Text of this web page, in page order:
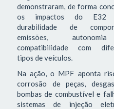
demonstraram, de forma
os impactos do E32
durabilidade de
emissões,
compatibilidade com
tipos de veículos.
Na ação, o MPF aponta
corrosão de peças,
bombas de combustível e
sistemas de injeção